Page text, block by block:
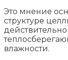
Это мнение
структуре
влажности.